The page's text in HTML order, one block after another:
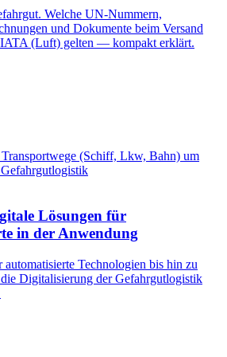
Welche UN-Nummern,
und Dokumente beim Versand
(Luft) gelten — kompakt erklärt.
Lösungen für
in der Anwendung
Technologien bis hin zu
Digitalisierung der Gefahrgutlogistik